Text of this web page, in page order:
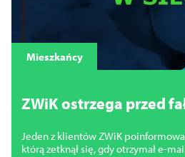
Mieszkańcy
ZWiK ostrzega przed
Jeden z klientów ZWiK
którą zetknął się, gdy otrzymał e-